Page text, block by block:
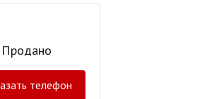
Продано
телефон